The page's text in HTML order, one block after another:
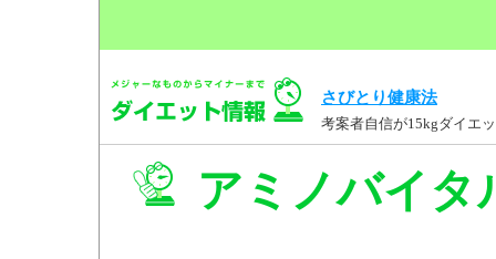
さびとり健康法
考案者自信が15kgダイエ
アミノバイタ